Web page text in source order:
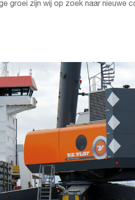
groei zijn wij op zoek naar nieuwe